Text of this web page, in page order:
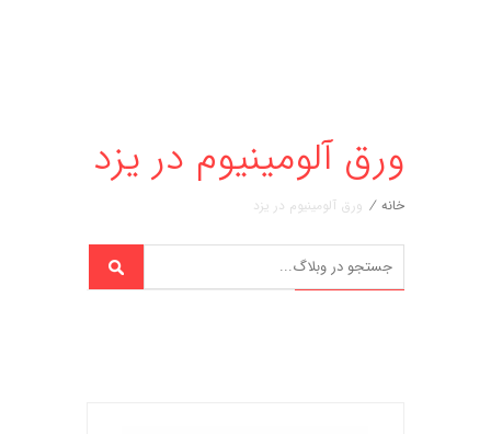
ورق آلومینیوم در یزد
خانه / ورق آلومینیوم در یزد